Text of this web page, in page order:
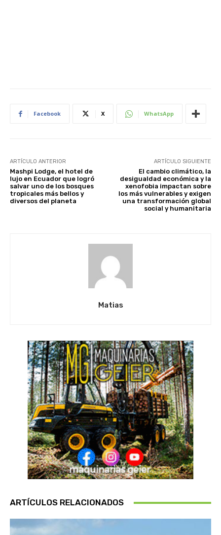
Facebook X WhatsApp
ARTÍCULO ANTERIOR
Mashpi Lodge, el hotel de
lujo en Ecuador que logró
salvar uno de los bosques
tropicales más bellos y
diversos del planeta
ARTÍCULO SIGUIENTE
El cambio climático, la
desigualdad económica y la
xenofobia impactan sobre
los más vulnerables y exigen
una transformación global
social y humanitaria
Matias
ARTÍCULOS RELACIONADOS